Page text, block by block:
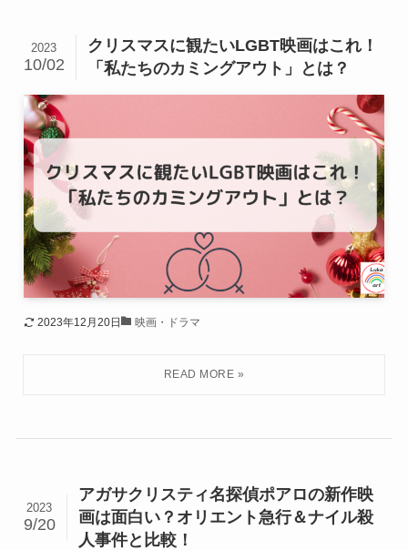
クリスマスに観たいLGBT映画はこれ！
「私たちのカミングアウト」とは？
2023
10/02
2023年12月20日 映画・ドラマ
アガサクリスティ名探偵ポアロの新作映
画は面白い？オリエント急行＆ナイル殺
人事件と比較！
2023
9/20